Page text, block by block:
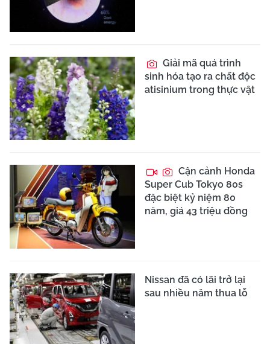
Giải mã quá trình
sinh hóa tạo ra chất độc
atisinium trong thực vật
Cận cảnh Honda
Super Cub Tokyo 80s
đặc biệt kỷ niệm 80
năm, giá 43 triệu đồng
Nissan đã có lãi trở lại
sau nhiều năm thua lỗ